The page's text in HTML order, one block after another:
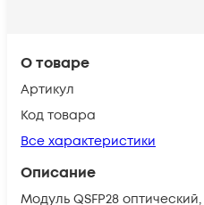
О товаре
Артикул
Код товара
Все характеристики
Описание
Модуль QSFP28